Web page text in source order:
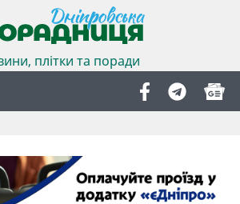
плітки та поради